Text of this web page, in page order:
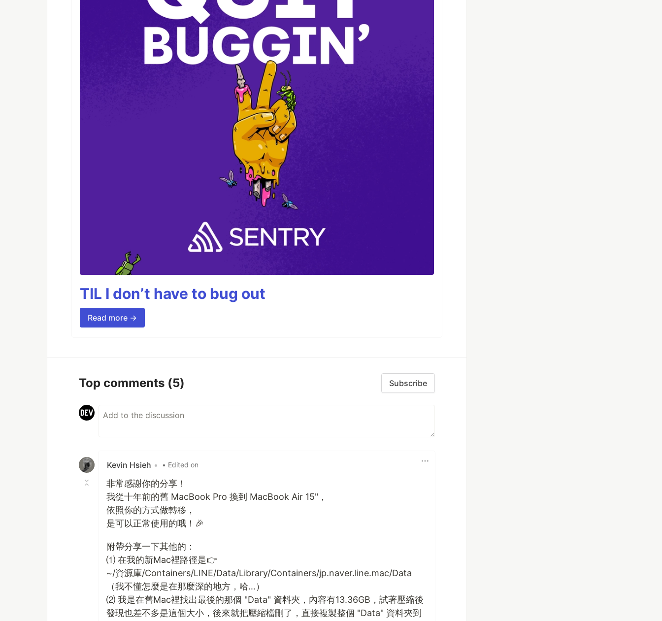
TIL I don’t have to bug out
Read more →
Top comments (5) Subscribe
Kevin Hsieh • • Edited on
非常感謝你的分享！
我從十年前的舊 MacBook Pro 換到 MacBook Air 15"，
依照你的方式做轉移，
是可以正常使用的哦！🎉
附帶分享一下其他的：
⑴ 在我的新Mac裡路徑是👉
~/資源庫/Containers/LINE/Data/Library/Containers/jp.naver.line.mac/Data
（我不懂怎麼是在那麼深的地方，哈…）
⑵ 我是在舊Mac裡找出最後的那個 "Data" 資料夾，內容有13.36GB，試著壓縮後
發現也差不多是這個大小，後來就把壓縮檔刪了，直接複製整個 "Data" 資料夾到